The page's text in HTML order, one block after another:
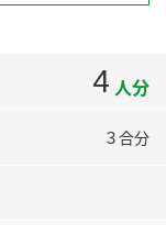
4 人分
３合分